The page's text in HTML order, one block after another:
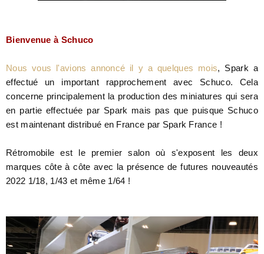
Bienvenue à Schuco
Nous vous l'avions annoncé il y a quelques mois, Spark a
effectué un important rapprochement avec Schuco. Cela
concerne principalement la production des miniatures qui sera
en partie effectuée par Spark mais pas que puisque Schuco
est maintenant distribué en France par Spark France !
Rétromobile est le premier salon où s'exposent les deux
marques côte à côte avec la présence de futures nouveautés
2022 1/18, 1/43 et même 1/64 !